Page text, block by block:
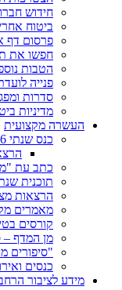
חידוש
ביטוח
פרסום דף
חפשו את
הטבות
פנייה
סדרות
מדיניות
העשרה מקצועית
כנס שנתי 2026
כתב עת
תוכנית שנתית
הרצאות
מאמרים
קורסים
מן המדף –
"סיפורים
כנסים
מידע לציבור